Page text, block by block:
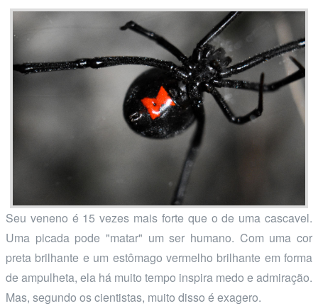
Seu veneno é 15 vezes mais forte que o de uma cascavel.
Uma picada pode "matar" um ser humano. Com uma cor
preta brilhante e um estômago vermelho brilhante em forma
de ampulheta, ela há muito tempo inspira medo e admiração.
Mas, segundo os cientistas, muito disso é exagero.